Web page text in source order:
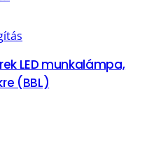
LED munkalámpa,
(BBL)